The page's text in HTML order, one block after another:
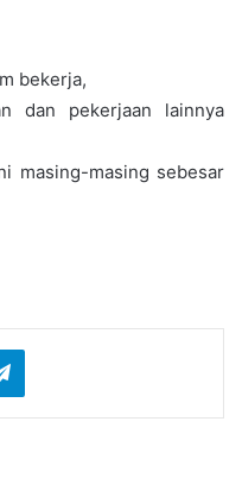
bekerja,
dan pekerjaan lainnya
masing-masing sebesar
Telegram